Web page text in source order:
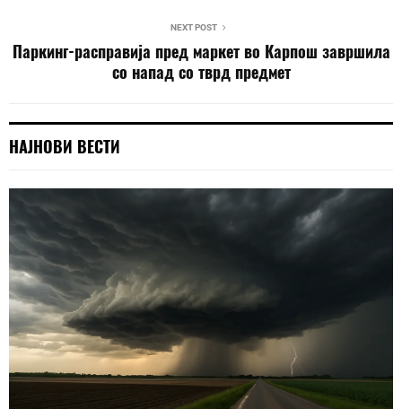
NEXT POST
Паркинг-расправија пред маркет во Карпош завршила
со напад со тврд предмет
НАЈНОВИ ВЕСТИ